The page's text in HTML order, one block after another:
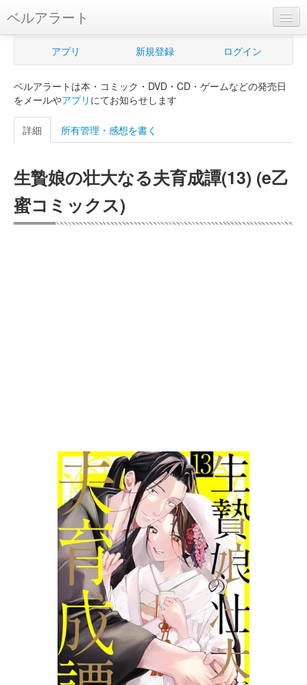
ベルアラート
ベルアラートとは
新規登録
ログイン
購入管理
Myシェルフ
アプリ 新規登録 ログイン
ベルアラートは本・コミック・DVD・CD・ゲームなどの発売日
をメールやアプリ にてお知らせします
詳細 所有管理・感想を書く
生贄娘の壮大なる夫育成譚(13) (e乙
蜜コミックス)